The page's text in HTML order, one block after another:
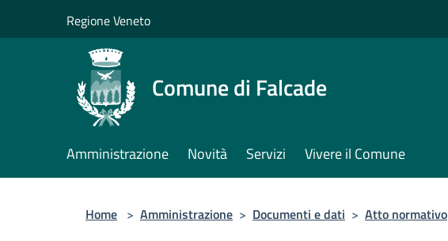
Regione Veneto
Comune di Falcade
Amministrazione Novità Servizi Vivere il Comune
Home > Amministrazione > Documenti e dati > Atto normativo